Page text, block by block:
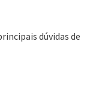
dúvidas de